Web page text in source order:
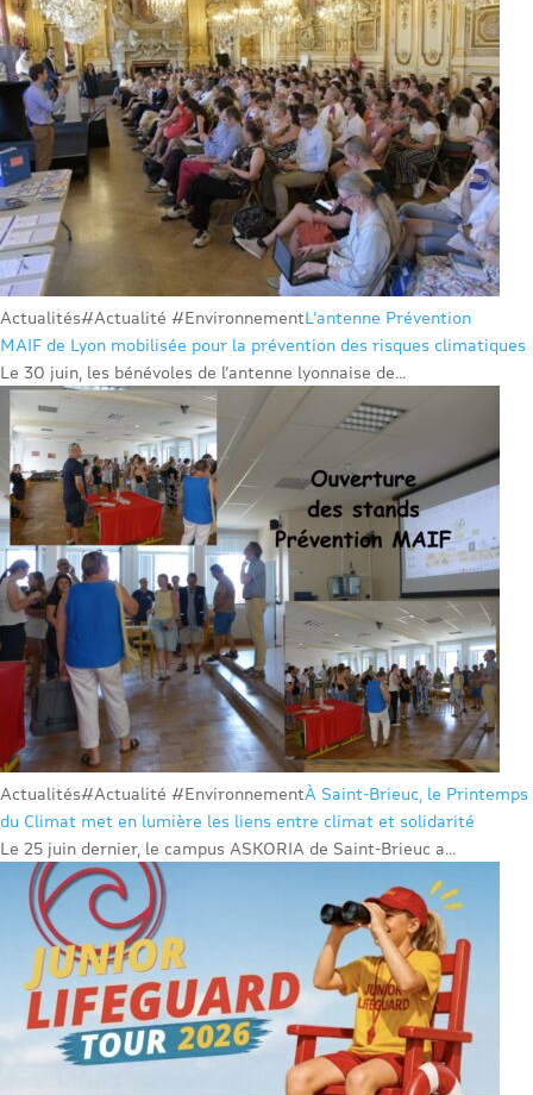
Actualités#Actualité #EnvironnementL’antenne Prévention
MAIF de Lyon mobilisée pour la prévention des risques climatiques
Le 30 juin, les bénévoles de l’antenne lyonnaise de...
Actualités#Actualité #EnvironnementÀ Saint-Brieuc, le Printemps
du Climat met en lumière les liens entre climat et solidarité
Le 25 juin dernier, le campus ASKORIA de Saint-Brieuc a...